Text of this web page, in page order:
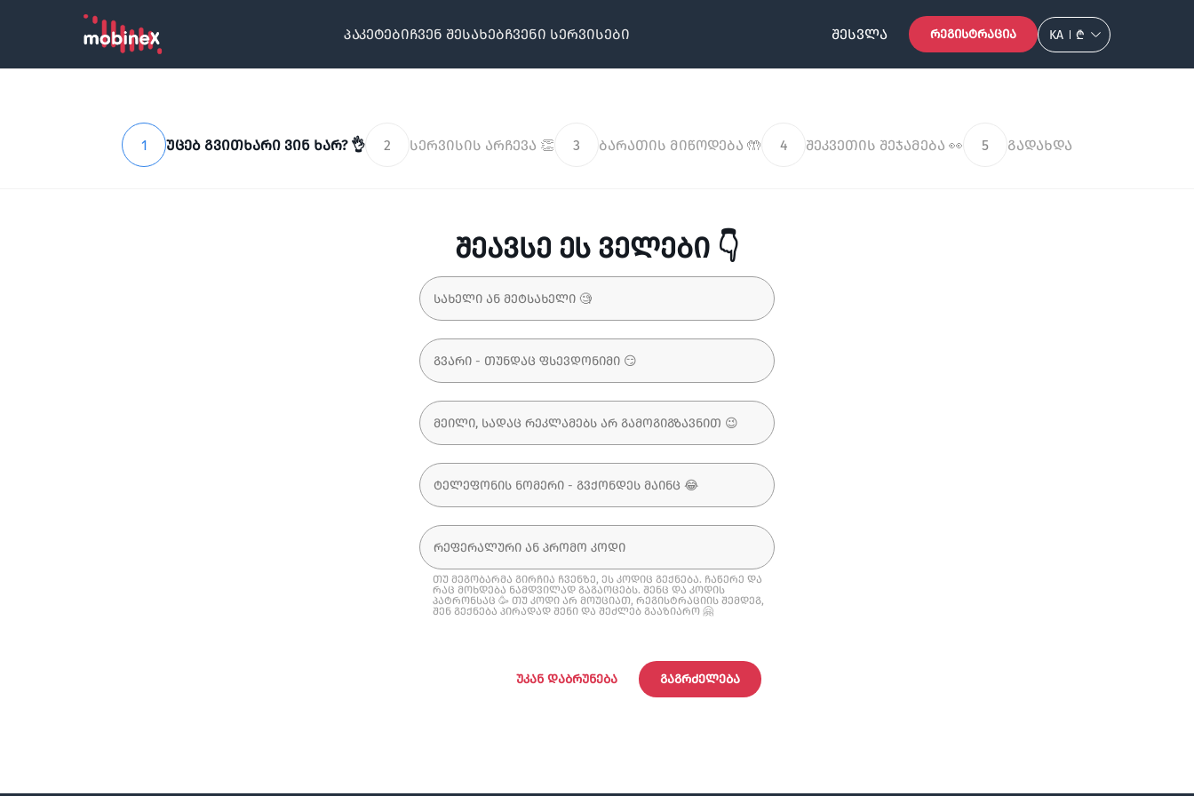
პაკეტებიჩვენ შესახებჩვენი სერვისები ᲨᲔᲡᲕᲚᲐ ᲠᲔᲒᲘᲡᲢᲠᲐᲪᲘᲐ KA ₾
1 უცებ გვითხარი ვინ ხარ? 👌 2 სერვისის არჩევა 👏 3 ბარათის მიწოდება 🤲 4 შეკვეთის შეჯამება 👀 5 გადახდა
შეავსე ეს ველები 👇
თუ მეგობარმა გირჩია ჩვენზე, ეს კოდიც გექნება. ჩაწერე და
რაც მოხდება ნამდვილად გაგაოცებს. შენც და კოდის
პატრონსაც 🥳 თუ კოდი არ მოუციათ, რეგისტრაციის შემდეგ,
შენ გექნება პირადად შენი და შეძლებ გააზიარო 🤗
ᲣᲙᲐᲜ ᲓᲐᲑᲠᲣᲜᲔᲑᲐ ᲒᲐᲒᲠᲫᲔᲚᲔᲑᲐ